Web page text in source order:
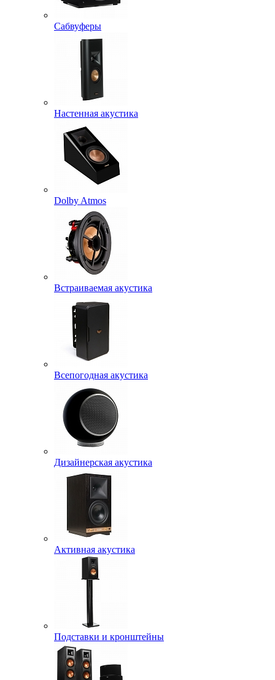
Сабвуферы
Настенная акустика
Dolby Atmos
Встраиваемая акустика
Всепогодная акустика
Дизайнерская акустика
Активная акустика
Подставки и кронштейны